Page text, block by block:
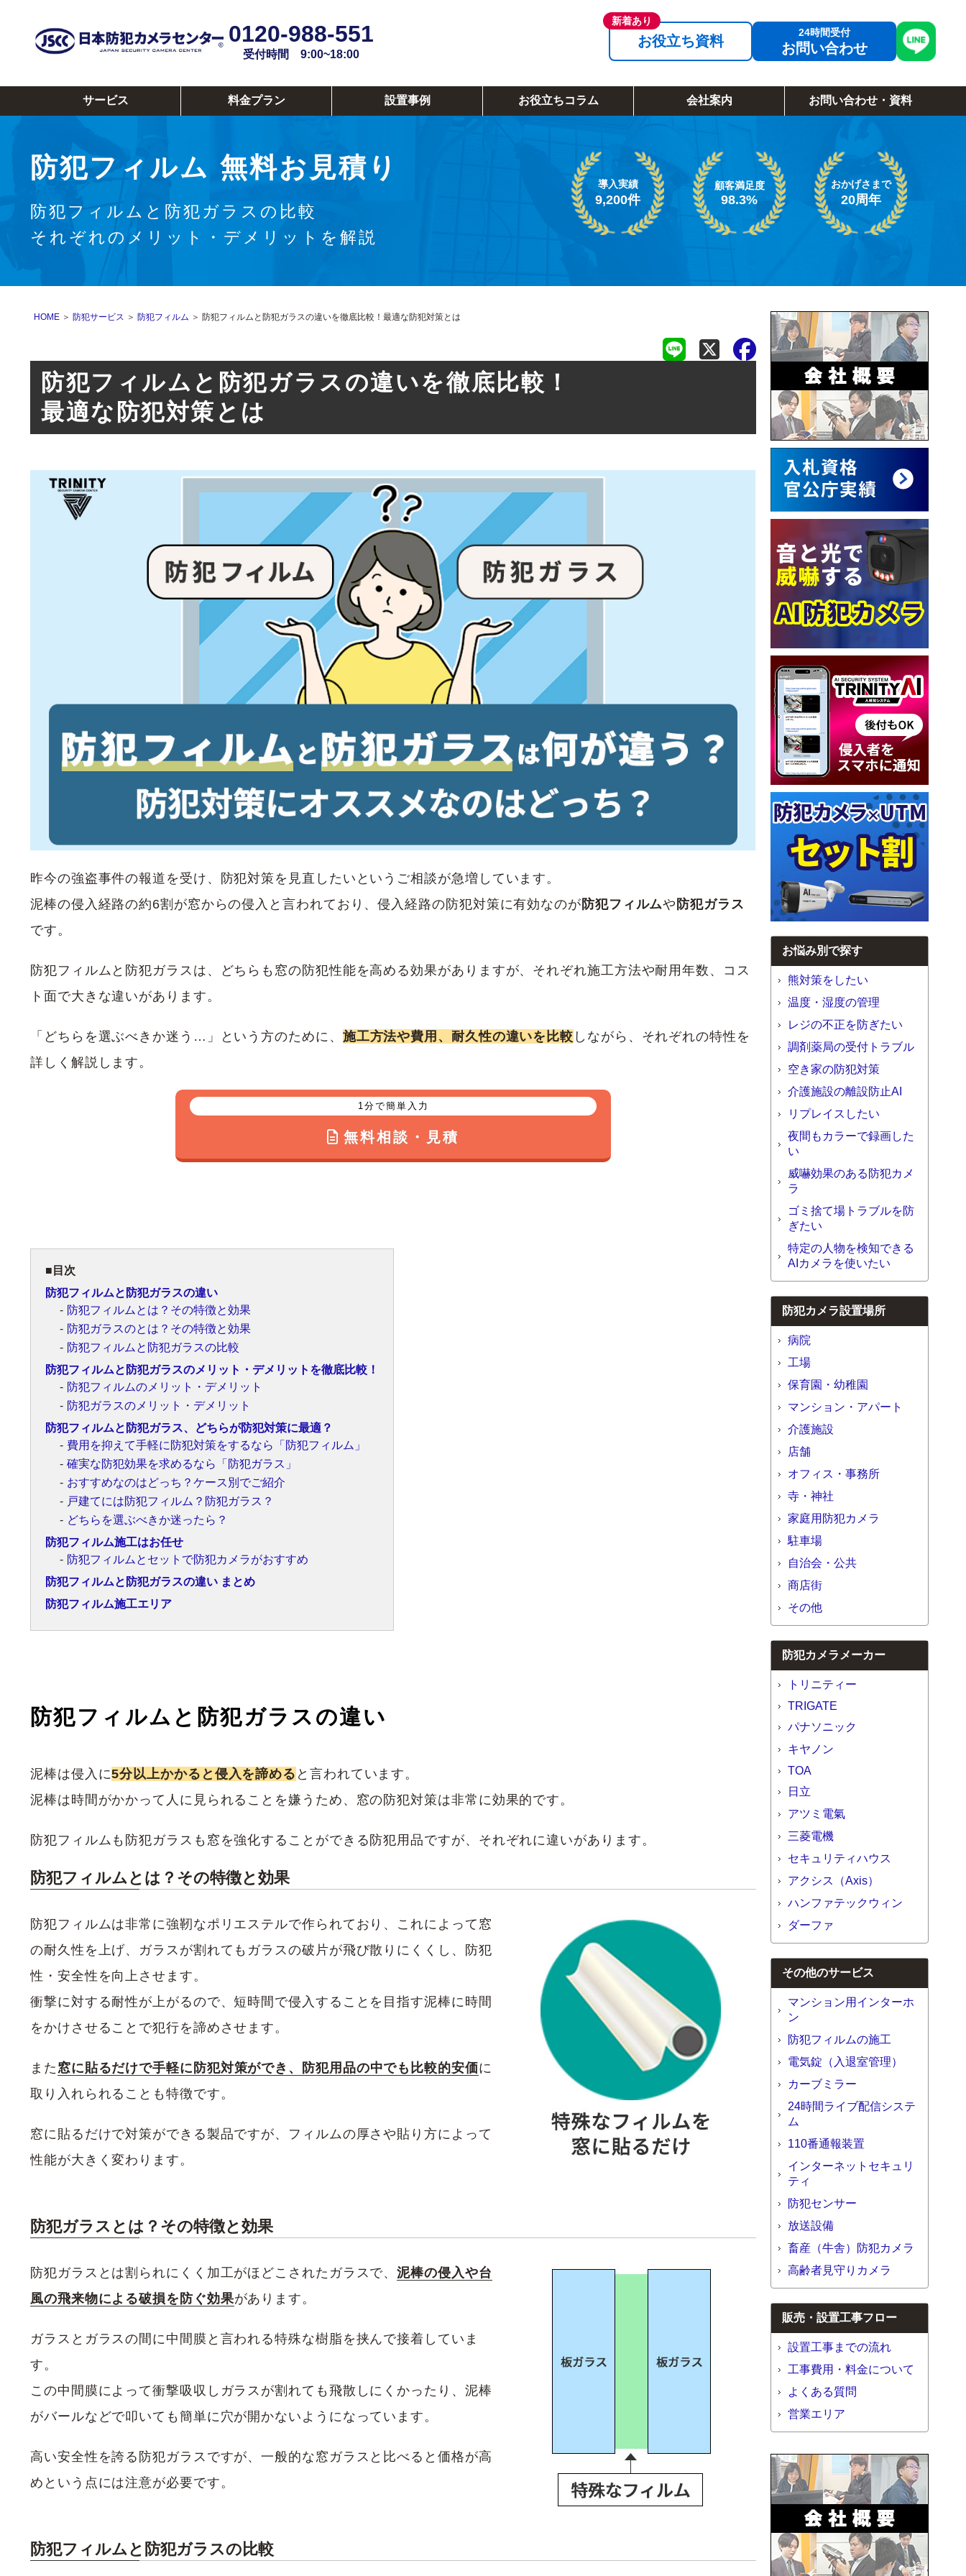
0120-988-551
受付時間 9:00~18:00
お役立ち資料 お問い合わせ
サービス 料金プラン 設置事例 お役立ちコラム 会社案内 お問い合わせ・資料
防犯フィルム 無料お見積り
防犯フィルムと防犯ガラスの比較
それぞれのメリット・デメリットを解説
導入実績
9,200件
顧客満足度
98.3%
おかげさまで
20周年
HOME ＞ 防犯サービス ＞ 防犯フィルム ＞ 防犯フィルムと防犯ガラスの違いを徹底比較！最適な防犯対策とは
防犯フィルムと防犯ガラスの違いを徹底比較！
最適な防犯対策とは
昨今の強盗事件の報道を受け、防犯対策を見直したいというご相談が急増しています。
泥棒の侵入経路の約6割が窓からの侵入と言われており、侵入経路の防犯対策に有効なのが 防犯フィルムや 防犯ガラス
です。
防犯フィルムと防犯ガラスは、どちらも窓の防犯性能を高める効果がありますが、それぞれ施工方法や耐用年数、コス
ト面で大きな違いがあります。
「どちらを選ぶべきか迷う…」という方のために、 施工方法や費用、耐久性の違いを比較 しながら、それぞれの特性を
詳しく解説します。
1分で簡単入力
無料相談・見積
目次
防犯フィルムと防犯ガラスの違い
防犯フィルムとは？その特徴と効果
防犯ガラスのとは？その特徴と効果
防犯フィルムと防犯ガラスの比較
防犯フィルムと防犯ガラスのメリット・デメリットを徹底比較！
防犯フィルムのメリット・デメリット
防犯ガラスのメリット・デメリット
防犯フィルムと防犯ガラス、どちらが防犯対策に最適？
費用を抑えて手軽に防犯対策をするなら「防犯フィルム」
確実な防犯効果を求めるなら「防犯ガラス」
おすすめなのはどっち？ケース別でご紹介
戸建てには防犯フィルム？防犯ガラス？
どちらを選ぶべきか迷ったら？
防犯フィルム施工はお任せ
防犯フィルムとセットで防犯カメラがおすすめ
防犯フィルムと防犯ガラスの違い まとめ
防犯フィルム施工エリア
防犯フィルムと 防犯ガラスの違い
泥棒は侵入に5分以上かかると侵入を諦める と言われています。
泥棒は時間がかかって人に見られることを嫌うため、窓の防犯対策は非常に効果的です。
防犯フィルムも防犯ガラスも窓を強化することができる防犯用品ですが、それぞれに違いがあります。
防犯フィルムとは？その特徴と効果
防犯フィルムは非常に強靭なポリエステルで作られており、これによって窓
の耐久性を上げ、ガラスが割れてもガラスの破片が飛び散りにくくし、防犯
性・安全性を向上させます。
衝撃に対する耐性が上がるので、短時間で侵入することを目指す泥棒に時間
をかけさせることで犯行を諦めさせます。
また 窓に貼るだけで手軽に防犯対策ができ、防犯用品の中でも比較的安価に
取り入れられることも特徴です。
窓に貼るだけで対策ができる製品ですが、フィルムの厚さや貼り方によって
性能が大きく変わります。
防犯ガラスとは？その特徴と効果
防犯ガラスとは割られにくく加工がほどこされたガラスで、泥棒の侵入や台
風の飛来物による破損を防ぐ効果があります。
ガラスとガラスの間に中間膜と言われる特殊な樹脂を挟んで接着していま
す。
この中間膜によって衝撃吸収しガラスが割れても飛散しにくかったり、泥棒
がバールなどで叩いても簡単に穴が開かないようになっています。
高い安全性を誇る防犯ガラスですが、一般的な窓ガラスと比べると価格が高
めという点には注意が必要です。
防犯フィルムと防犯ガラスの比較
お悩み別で探す
熊対策をしたい
温度・湿度の管理
レジの不正を防ぎたい
調剤薬局の受付トラブル
空き家の防犯対策
介護施設の離設防止AI
リプレイスしたい
夜間もカラーで録画した
い
威嚇効果のある防犯カメ
ラ
ゴミ捨て場トラブルを防
ぎたい
特定の人物を検知できる
AIカメラを使いたい
防犯カメラ設置場所
病院
工場
保育園・幼稚園
マンション・アパート
介護施設
店舗
オフィス・事務所
寺・神社
家庭用防犯カメラ
駐車場
自治会・公共
商店街
その他
防犯カメラメーカー
トリニティー
TRIGATE
パナソニック
キヤノン
TOA
日立
アツミ電氣
三菱電機
セキュリティハウス
アクシス（Axis）
ハンファテックウィン
ダーファ
その他のサービス
マンション用インターホ
ン
防犯フィルムの施工
電気錠（入退室管理）
カーブミラー
24時間ライブ配信システ
ム
110番通報装置
インターネットセキュリ
ティ
防犯センサー
放送設備
畜産（牛舎）防犯カメラ
高齢者見守りカメラ
販売・設置工事フロー
設置工事までの流れ
工事費用・料金について
よくある質問
営業エリア